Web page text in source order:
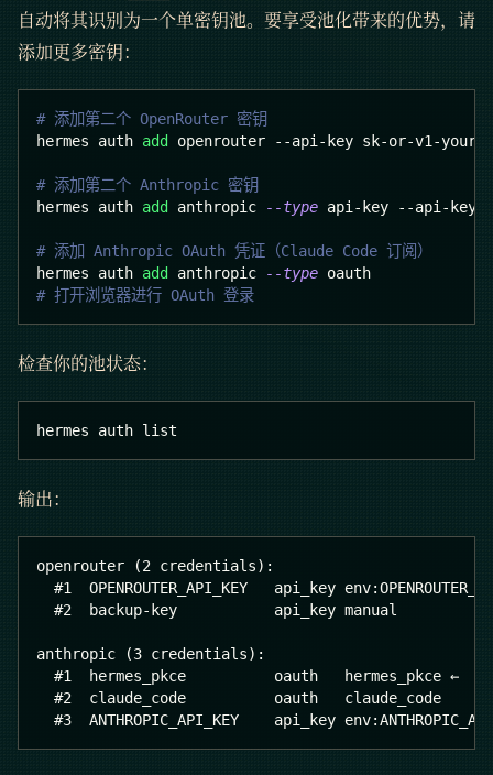
自动将其识别为一个单密钥池。要享受池化带来的优势，请
添加更多密钥：
# 添加第二个 OpenRouter 密钥
hermes auth add openrouter --api-key sk-or-v1-your-
# 添加第二个 Anthropic 密钥
hermes auth add anthropic --type api-key --api-key
# 添加 Anthropic OAuth 凭证（Claude Code 订阅）
hermes auth add anthropic --type oauth
# 打开浏览器进行 OAuth 登录
检查你的池状态：
hermes auth list
输出：
openrouter (2 credentials):
#1  OPENROUTER_API_KEY   api_key
  #2  backup-key           api_key manual
anthropic (3 credentials):
  #1  hermes_pkce          oauth   hermes_pkce ←
  #2  claude_code          oauth   claude_code
#3  ANTHROPIC_API_KEY    api_key